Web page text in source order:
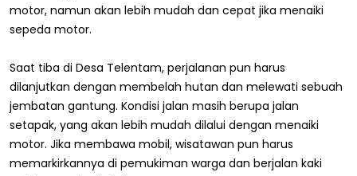
motor, namun akan lebih mudah dan cepat jika menaiki
sepeda motor.
Saat tiba di Desa Telentam, perjalanan pun harus
dilanjutkan dengan membelah hutan dan melewati sebuah
jembatan gantung. Kondisi jalan masih berupa jalan
setapak, yang akan lebih mudah dilalui dengan menaiki
motor. Jika membawa mobil, wisatawan pun harus
memarkirkannya di pemukiman warga dan berjalan kaki